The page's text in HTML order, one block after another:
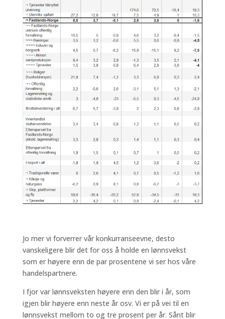
Jo mer vi forverrer vår konkurranseevne, desto
vanskeligere blir det for oss å holde en lønnsvekst
som er høyere enn de par prosentene vi ser hos våre
handelspartnere.
I fjor var lønnsveksten høyere enn den blir i år, som
igjen blir høyere enn neste år osv. Vi er på vei til en
lønnsvekst mellom to og tre prosent per år. Sånt blir